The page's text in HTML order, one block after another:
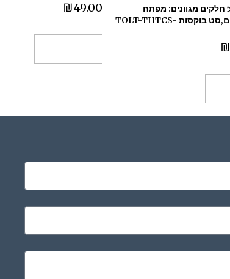
ערכה של 59 חלקים מגוונים: מפתח
שוודי,פליירים,סט בוקסות TOLT-THTCS-
₪
₪49.00